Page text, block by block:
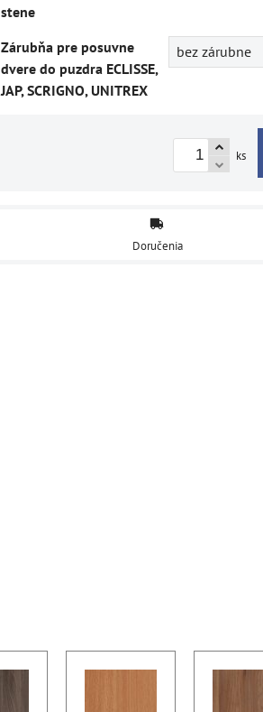
stene
Zárubňa pre posuvne
dvere do puzdra ECLISSE,
JAP, SCRIGNO, UNITREX
bez zárubne
ks
Doručenia